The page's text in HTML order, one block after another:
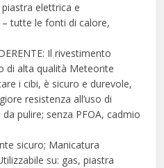
piastra elettrica e
tutte le fonti di calore,
Il rivestimento
di alta qualità Meteorite
i cibi, è sicuro e durevole,
resistenza all’uso di
pulire; senza PFOA, cadmio
sicuro; Manicatura
su: gas, piastra